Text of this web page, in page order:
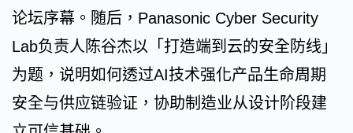
论坛序幕。随后，Panasonic Cyber Security
Lab负责人陈谷杰以「打造端到云的安全防线」
为题，说明如何透过AI技术强化产品生命周期
安全与供应链验证，协助制造业从设计阶段建